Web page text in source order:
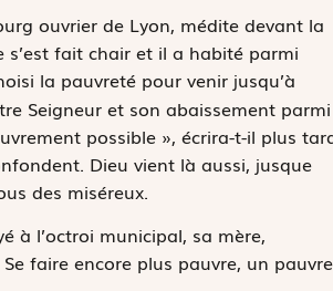
ouvrier de Lyon, médite devant la
s’est fait chair et il a habité parmi
la pauvreté pour venir jusqu’à
Seigneur et son abaissement parmi
possible », écrira-t-il plus
Dieu vient là aussi, jusque
des miséreux.
à l’octroi municipal, sa mère,
faire encore plus pauvre, un pauvre